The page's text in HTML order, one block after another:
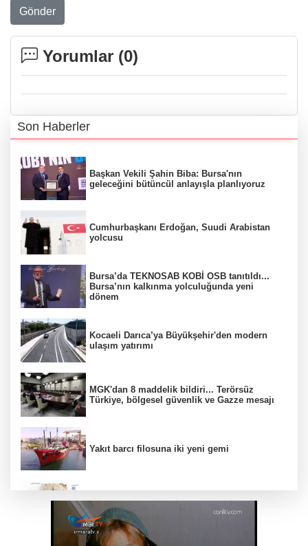
Gönder
Yorumlar (0)
Son Haberler
Başkan Vekili Şahin Biba: Bursa'nın
geleceğini bütüncül anlayışla planlıyoruz
Cumhurbaşkanı Erdoğan, Suudi Arabistan
yolcusu
Bursa’da TEKNOSAB KOBİ OSB tanıtıldı...
Bursa’nın kalkınma yolculuğunda yeni
dönem
Kocaeli Darıca’ya Büyükşehir'den modern
ulaşım yatırımı
MGK'dan 8 maddelik bildiri... Terörsüz
Türkiye, bölgesel güvenlik ve Gazze mesajı
Yakıt barcı filosuna iki yeni gemi
platformda